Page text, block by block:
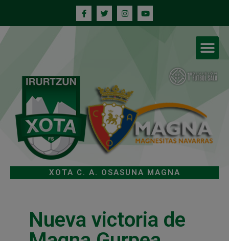
XOTA C. A. OSASUNA MAGNA
Nueva victoria de